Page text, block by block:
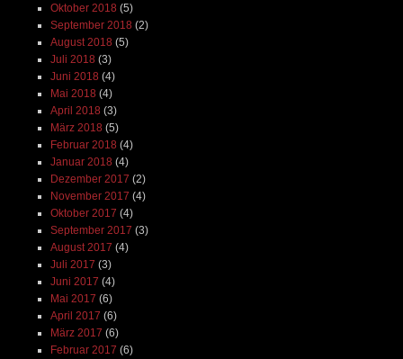
Oktober 2018 (5)
September 2018 (2)
August 2018 (5)
Juli 2018 (3)
Juni 2018 (4)
Mai 2018 (4)
April 2018 (3)
März 2018 (5)
Februar 2018 (4)
Januar 2018 (4)
Dezember 2017 (2)
November 2017 (4)
Oktober 2017 (4)
September 2017 (3)
August 2017 (4)
Juli 2017 (3)
Juni 2017 (4)
Mai 2017 (6)
April 2017 (6)
März 2017 (6)
Februar 2017 (6)